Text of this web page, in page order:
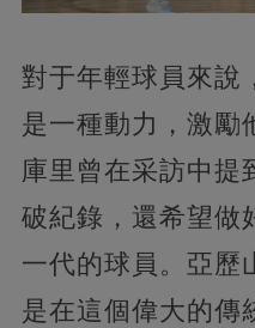
對于年輕球員來說
是一種動力，激勵
庫里曾在采訪中提
破紀錄，還希望做
一代的球員。亞歷
是在這個偉大的傳